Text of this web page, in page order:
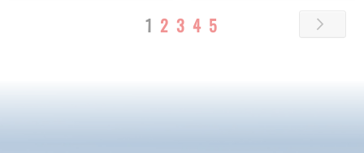
Page
You're
1 Page
2 Page
3 Page
4 Page
5